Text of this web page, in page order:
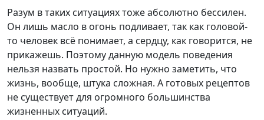
Разум в таких ситуациях тоже абсолютно бессилен.
Он лишь масло в огонь подливает, так как головой-
то человек всё понимает, а сердцу, как говорится, не
прикажешь. Поэтому данную модель поведения
нельзя назвать простой. Но нужно заметить, что
жизнь, вообще, штука сложная. А готовых рецептов
не существует для огромного большинства
жизненных ситуаций.